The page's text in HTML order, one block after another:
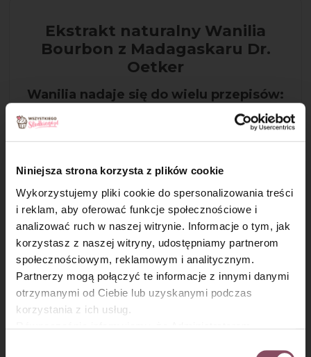
Niniejsza strona korzysta z plików cookie
Wykorzystujemy pliki cookie do spersonalizowania treści
i reklam, aby oferować funkcje społecznościowe i
analizować ruch w naszej witrynie. Informacje o tym, jak
korzystasz z naszej witryny, udostępniamy partnerom
społecznościowym, reklamowym i analitycznym.
Partnerzy mogą połączyć te informacje z innymi danymi
otrzymanymi od Ciebie lub uzyskanymi podczas
korzystania z ich usług.
Ekstrakt naturalny Wanilia
Bourbon z Madagaskaru Dr.
Oetker
Wanilia nadaje się do wielu przepisów:
konsystencji ekstrakt z wanilii z
nasionkami dokładnie rozprowadza się w
aromat.
×